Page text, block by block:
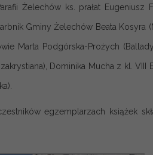
Żelechów ks. prałat Eugeniusz
Gminy Żelechów Beata Kosyra
Marta Podgórska-Prożych
Dominika Mucha z kl. VIII
egzemplarzach książek